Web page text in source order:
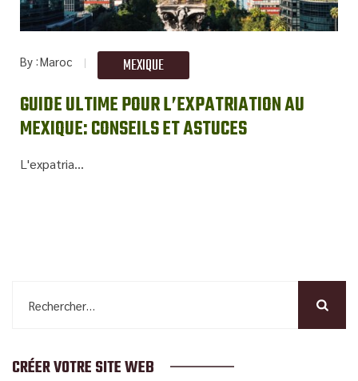
By Maroc MEXIQUE
GUIDE ULTIME POUR L’EXPATRIATION AU
MEXIQUE: CONSEILS ET ASTUCES
L'expatria...
CRÉER VOTRE SITE WEB